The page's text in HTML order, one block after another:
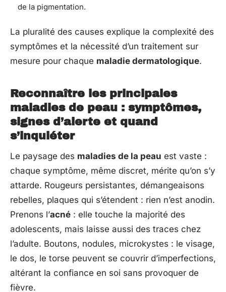
de la pigmentation.
La pluralité des causes explique la complexité des
symptômes et la nécessité d’un traitement sur
mesure pour chaque maladie dermatologique.
Reconnaître les principales
maladies de peau : symptômes,
signes d’alerte et quand
s’inquiéter
Le paysage des maladies de la peau est vaste :
chaque symptôme, même discret, mérite qu’on s’y
attarde. Rougeurs persistantes, démangeaisons
rebelles, plaques qui s’étendent : rien n’est anodin.
Prenons l’acné : elle touche la majorité des
adolescents, mais laisse aussi des traces chez
l’adulte. Boutons, nodules, microkystes : le visage,
le dos, le torse peuvent se couvrir d’imperfections,
altérant la confiance en soi sans provoquer de
fièvre.